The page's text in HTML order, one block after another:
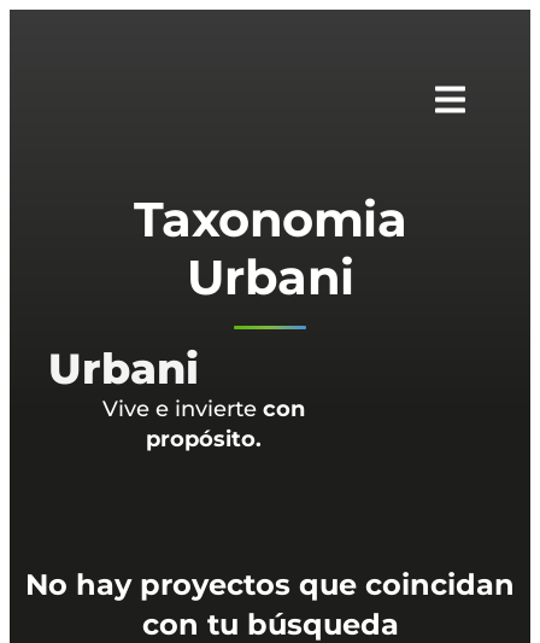
Taxonomia
Urbani
Urbani
Vive e invierte con
propósito.
No hay proyectos que coincidan
con tu búsqueda